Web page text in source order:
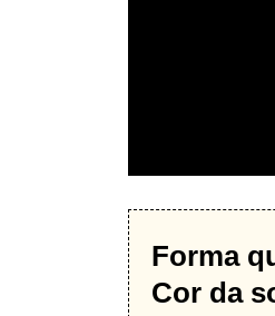
Forma
Cor da